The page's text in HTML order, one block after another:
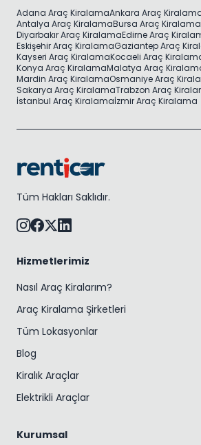
Adana Araç KiralamaAnkara Araç
Antalya Araç KiralamaBursa Araç Kiralama
Diyarbakır Araç KiralamaEdirne Araç
Eskişehir Araç KiralamaGaziantep Araç
Kayseri Araç KiralamaKocaeli Araç
Konya Araç KiralamaMalatya Araç
Mardin Araç KiralamaOsmaniye Araç
Sakarya Araç KiralamaTrabzon Araç
İstanbul Araç Kiralamaİzmir Araç Kiralama
Tüm Hakları Saklıdır.
Hizmetlerimiz
Nasıl Araç Kiralarım?
Araç Kiralama Şirketleri
Tüm Lokasyonlar
Blog
Kiralık Araçlar
Elektrikli Araçlar
Kurumsal